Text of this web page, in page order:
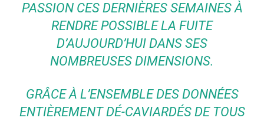
PASSION CES DERNIÈRES SEMAINES À
RENDRE POSSIBLE LA FUITE
D’AUJOURD’HUI DANS SES
NOMBREUSES DIMENSIONS.
GRÂCE À L’ENSEMBLE DES DONNÉES
ENTIÈREMENT DÉ-CAVIARDÉS DE TOUS